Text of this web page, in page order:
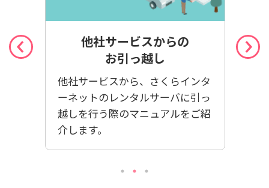
他社サービスからの
お引っ越し
他社サービスから、さくらインタ
ーネットのレンタルサーバに引っ
越しを行う際のマニュアルをご紹
まり
超初
さくらのサービ
なスタッフによ
ーネットのサー